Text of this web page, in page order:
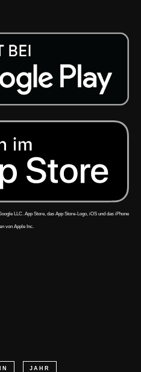
LLC. App Store, das App Store-Logo, iOS und das iPhone
von Apple Inc.
JAHR